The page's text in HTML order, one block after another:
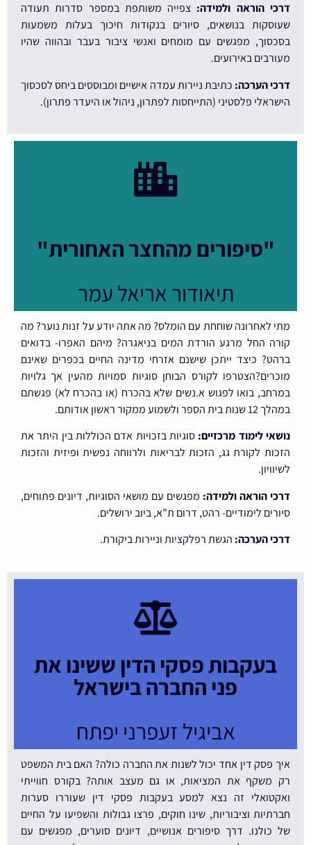
דרכי הוראה ולמידה: צפייה משותפת במספר סדרות תעודה
שעוסקות בנושאים, סיורים בנקודות חיכוך בעלות משמעות
בסכסוך, מפגשים עם מומחים ואנשי ציבור בעבר ובהווה שהיו
מעורבים באירועים.
דרכי הערכה: כתיבת ניירות עמדה אישיים ומבוססים ביחס לסכסוך
הישראלי פלסטיני (התייחסות לפתרון, ניהול או היעדר פתרון).
"סיפורים מהחצר האחורית"
תיאודור אריאל עמר
מתי לאחרונה שוחחת עם הומלס? מה אתה יודע על זנות נוער? מה
קורה החל מרגע הורדת המים בניאגרה? מיהם האפרו- בדואים
ברהט? כיצד ייתכן שישנם אזרחי מדינה החיים בכפרים שאינם
מוכרים?הצטרפו לקורס הבוחן סוגיות סמויות מהעין אך גלויות
במרחב, בואו לפגוש א.נשים שלא בהכרח (או בהכרח לא) פגשתם
במהלך 12 שנות בית הספר ולשמוע ממקור ראשון אודותם.
נושאי לימוד מרכזיים: סוגיות בזכויות אדם הכוללות בין היתר את
הזכות לקורת גג, הזכות לבריאות ולרווחה נפשית ופיזית והזכות
לשיוויון.
דרכי הוראה ולמידה: מפגשים עם מושאי הסוגיות, דיונים פתוחים,
סיורים לימודיים- רהט, דרום ת”א, ביוב ירושלים.
דרכי הערכה: הגשת רפלקציות וניירות ביקורת.
בעקבות פסקי הדין ששינו את
פני החברה בישראל
אביגיל זעפרני יפתח
איך פסק דין אחד יכול לשנות את החברה כולה? האם בית המשפט
רק משקף את המציאות, או גם מעצב אותה? בקורס חווייתי
ואקטואלי זה נצא למסע בעקבות פסקי דין שעוררו סערות
חברתיות וציבוריות, שינו חוקים, פרצו גבולות והשפיעו על החיים
של כולנו. דרך סיפורים אנושיים, דיונים סוערים, מפגשים עם